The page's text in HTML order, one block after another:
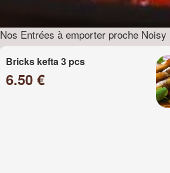
Nos Entrées à emporter proche Noisy
Bricks kefta 3 pcs
6.50 €